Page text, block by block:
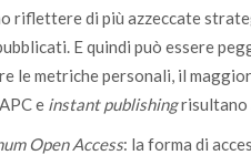
riflettere di più azzeccate
E quindi può essere
le metriche personali, il
e instant publishingrisultano
Open Access: la forma di